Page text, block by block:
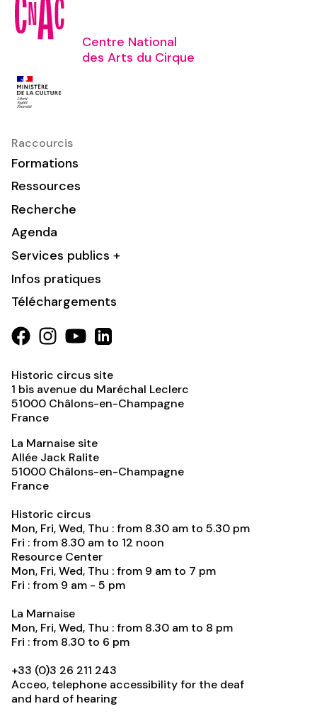
Centre National
des Arts du Cirque
Raccourcis
Formations
Ressources
Recherche
Agenda
Services publics +
Infos pratiques
Téléchargements
Historic circus site
1 bis avenue du Maréchal Leclerc
51000 Châlons-en-Champagne
France
La Marnaise site
Allée Jack Ralite
51000 Châlons-en-Champagne
France
Historic circus
Mon, Fri, Wed, Thu : from 8.30 am to 5.30 pm
Fri : from 8.30 am to 12 noon
Resource Center
Mon, Fri, Wed, Thu : from 9 am to 7 pm
Fri : from 9 am - 5 pm
La Marnaise
Mon, Fri, Wed, Thu : from 8.30 am to 8 pm
Fri : from 8.30 to 6 pm
+33 (0)3 26 211 243
Acceo, telephone accessibility for the deaf
and hard of hearing